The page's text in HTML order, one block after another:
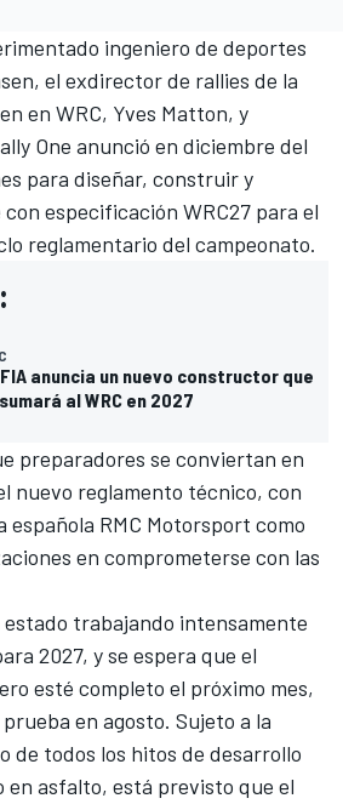
ingeniero de deportes
el exdirector de rallies de la
en WRC, Yves Matton, y
One anunció en diciembre del
para diseñar, construir y
especificación WRC27 para el
reglamentario del campeonato.
anuncia un nuevo constructor que
al WRC en 2027
preparadores se conviertan en
nuevo reglamento técnico, con
española RMC Motorsport como
en comprometerse con las
estado trabajando intensamente
2027, y se espera que el
esté completo el próximo mes,
en agosto. Sujeto a la
de todos los hitos de desarrollo
en asfalto, está previsto que el